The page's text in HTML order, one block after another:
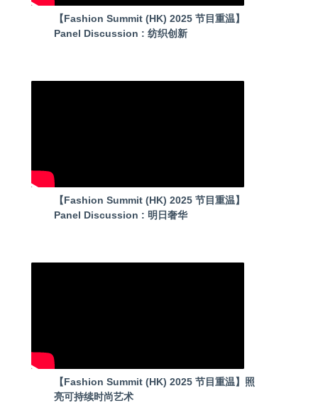
【Fashion Summit (HK) 2025 节目重温】
Panel Discussion : 纺织创新
【Fashion Summit (HK) 2025 节目重温】
Panel Discussion : 明日奢华
【Fashion Summit (HK) 2025 节目重温】照
亮可持续时尚艺术